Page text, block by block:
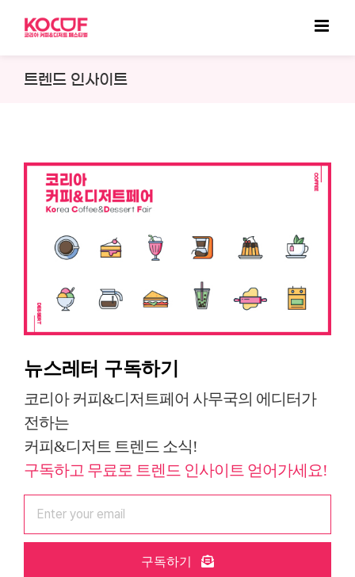
content
트렌드 인사이트
뉴스레터 구독하기
코리아 커피&디저트페어 사무국의 에디터가
전하는
커피&디저트 트렌드 소식!
구독하고 무료로 트렌드 인사이트 얻어가세요!
구독하기